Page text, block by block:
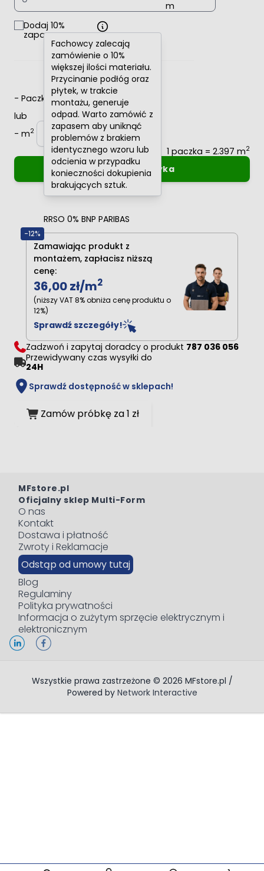
Dodaj 10%
zapasu
Fachowcy zalecają
zamówienie o 10%
większej ilości materiału.
Przycinanie podłóg oraz
płytek, w trakcie
montażu, generuje
odpad. Warto zamówić z
zapasem aby uniknąć
problemów z brakiem
identycznego wzoru lub
odcienia w przypadku
konieczności dokupienia
brakujących sztuk.
- Paczki
+
lub
- m2
+
1 paczka = 2.397 m2
Dodaj do koszyka
Oblicz raty0%
RRSO 0% BNP PARIBAS
-12%
Zamawiając produkt z
montażem, zapłacisz niższą
cenę:
36,00 zł/m2
(niższy VAT 8% obniża cenę produktu o
12%)
Sprawdź szczegóły!
Zadzwoń i zapytaj doradcy o produkt 787 036 056
Przewidywany czas wysyłki do
24H
Sprawdź dostępność w sklepach!
Zamów próbkę za 1 zł
MFstore.pl
Oficjalny sklep Multi-Form
O nas
Kontakt
Dostawa i płatność
Zwroty i Reklamacje
Odstąp od umowy tutaj
Blog
Regulaminy
Polityka prywatności
Informacja o zużytym sprzęcie elektrycznym i
elektronicznym
Wszystkie prawa zastrzeżone © 2026 MFstore.pl /
Powered by Network Interactive